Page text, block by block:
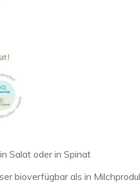
Salat oder in Spinat
bioverfügbar als in